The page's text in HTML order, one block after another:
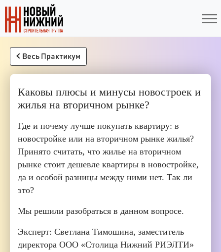
Весь Практикум
Каковы плюсы и минусы новостроек и
жилья на вторичном рынке?
Где и почему лучше покупать квартиру: в
новостройке или на вторичном рынке жилья?
Принято считать, что жилье на вторичном
рынке стоит дешевле квартиры в новостройке,
да и особой разницы между ними нет. Так ли
это?
Мы решили разобраться в данном вопросе.
Эксперт: Светлана Тимошина, заместитель
директора ООО «Столица Нижний РИЭЛТИ»